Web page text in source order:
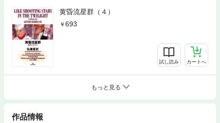
黄昏流星群（４）
693
試し読み カートへ
もっと見る
作品情報